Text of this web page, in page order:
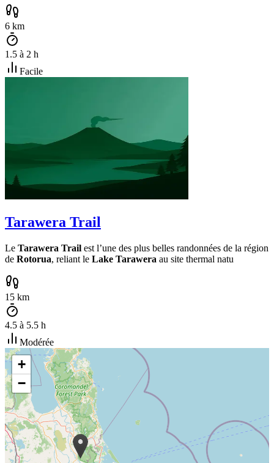
6 km
1.5 à 2 h
Facile
Tarawera Trail
Le Tarawera Trail est l’une des plus belles randonnées de la région
de Rotorua, reliant le Lake Tarawera au site thermal natu
15 km
4.5 à 5.5 h
Modérée
+
−